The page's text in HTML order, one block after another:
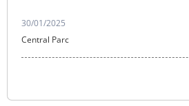
30/01/2025
Central Parc